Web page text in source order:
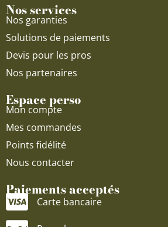
Nos services
Nos garanties
Solutions de paiements
Devis pour les pros
Nos partenaires
Espace perso
Mon compte
Mes commandes
Points fidélité
Nous contacter
Paiements acceptés
Carte bancaire